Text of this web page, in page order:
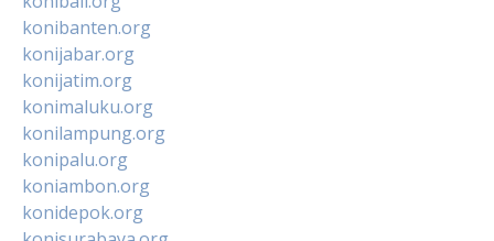
konibanten.org
konijabar.org
konijatim.org
konimaluku.org
konilampung.org
konipalu.org
koniambon.org
konidepok.org